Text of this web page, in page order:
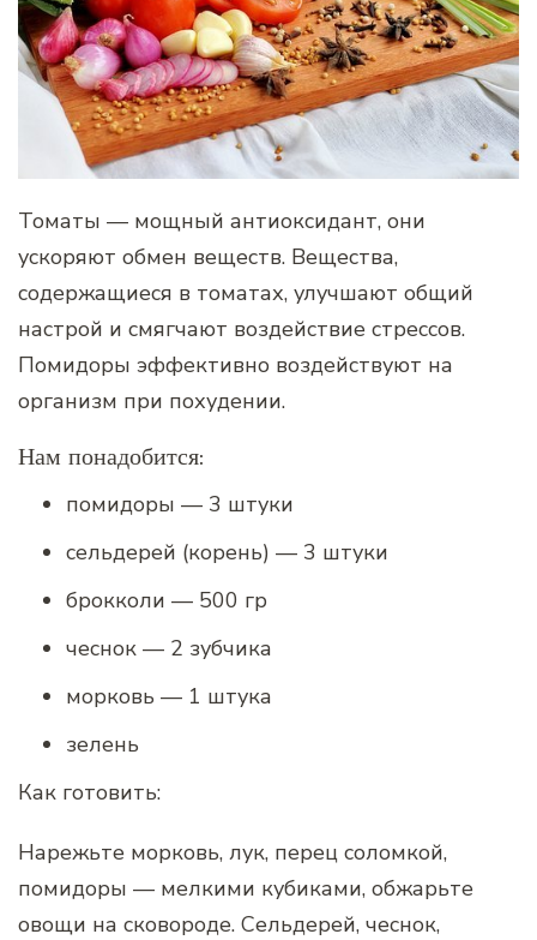
Томаты — мощный антиоксидант, они
ускоряют обмен веществ. Вещества,
содержащиеся в томатах, улучшают общий
настрой и смягчают воздействие стрессов.
Помидоры эффективно воздействуют на
организм при похудении.
Нам понадобится:
помидоры — 3 штуки
сельдерей (корень) — 3 штуки
брокколи — 500 гр
чеснок — 2 зубчика
морковь — 1 штука
зелень
Как готовить:
Нарежьте морковь, лук, перец соломкой,
помидоры — мелкими кубиками, обжарьте
овощи на сковороде. Сельдерей, чеснок,